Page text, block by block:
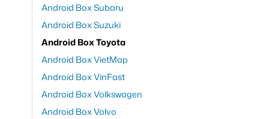
Android Box Subaru
Android Box Suzuki
Android Box Toyota
Android Box VietMap
Android Box VinFast
Android Box Volkswagen
Android Box Volvo